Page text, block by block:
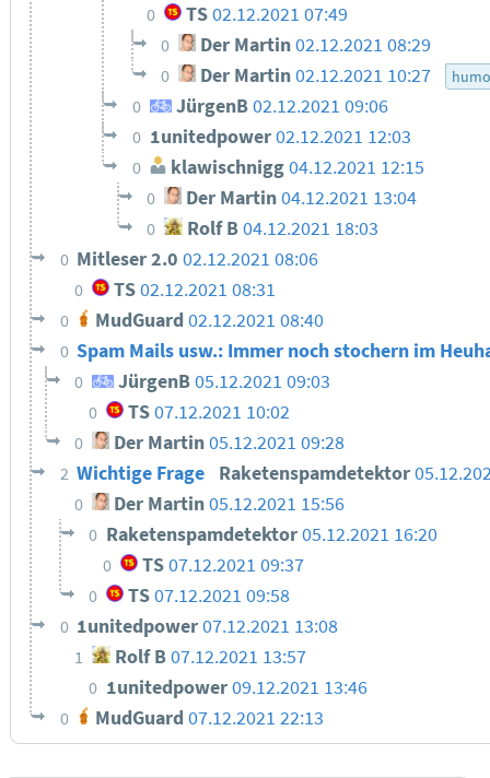
0 TS 02.12.2021 07:49
0 Der Martin02.12.2021 08:29
0 Der Martin02.12.2021 10:27
0 JürgenB 02.12.2021 09:06
0 1unitedpower02.12.2021 12:03
0 klawischnigg04.12.2021 12:15
0 Der Martin 04.12.2021 13:04
0 Rolf B04.12.2021 18:03
0 Mitleser 2.002.12.2021 08:06
0 TS 02.12.2021 08:31
0 MudGuard 02.12.2021 08:40
0 Spam Mails usw.: Immer noch stochern im
0 JürgenB05.12.2021 09:03
0 TS07.12.2021 10:02
0 Der Martin 05.12.2021 09:28
2 Wichtige Frage Raketenspamdetektor
0 Der Martin 05.12.2021 15:56
0 Raketenspamdetektor05.12.2021 16:20
0 TS07.12.2021 09:37
0 TS07.12.2021 09:58
0 1unitedpower07.12.2021 13:08
1 Rolf B07.12.2021 13:57
0 1unitedpower09.12.2021 13:46
0 MudGuard 07.12.2021 22:13